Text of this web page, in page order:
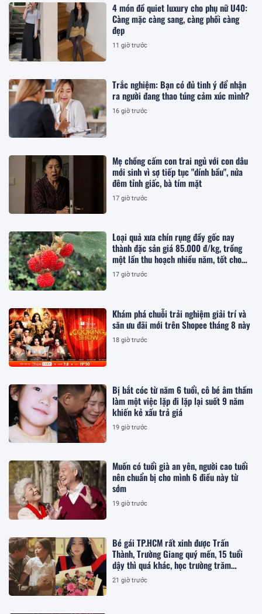
4 món đồ quiet luxury cho phụ nữ U40:
Càng mặc càng sang, càng phối càng
đẹp
11 giờ trước
Trắc nghiệm: Bạn có đủ tinh ý để nhận
ra người đang thao túng cảm xúc mình?
16 giờ trước
Mẹ chồng cấm con trai ngủ với con dâu
mới sinh vì sợ tiếp tục "dính bầu", nửa
đêm tỉnh giấc, bà tím mặt
17 giờ trước
Loại quả xưa chín rụng đầy gốc nay
thành đặc sản giá 85.000 đ/kg, trồng
một lần thu hoạch nhiều năm, tốt cho
sức khỏe
17 giờ trước
Khám phá chuỗi trải nghiệm giải trí và
săn ưu đãi mới trên Shopee tháng 8 này
18 giờ trước
Bị bắt cóc từ năm 6 tuổi, cô bé âm thầm
làm một việc lặp đi lặp lại suốt 9 năm
khiến kẻ xấu trả giá
19 giờ trước
Muốn có tuổi già an yên, người cao tuổi
nên chuẩn bị cho mình 6 điều này từ
sớm
19 giờ trước
Bé gái TP.HCM rất xinh được Trấn
Thành, Trường Giang quý mến, 15 tuổi
dậy thì quá khác, học trường trăm
triệu/năm
21 giờ trước